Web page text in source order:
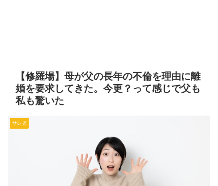
【修羅場】母が父の長年の不倫を理由に離
婚を要求してきた。今更？って感じで父も
私も驚いた
サレ児